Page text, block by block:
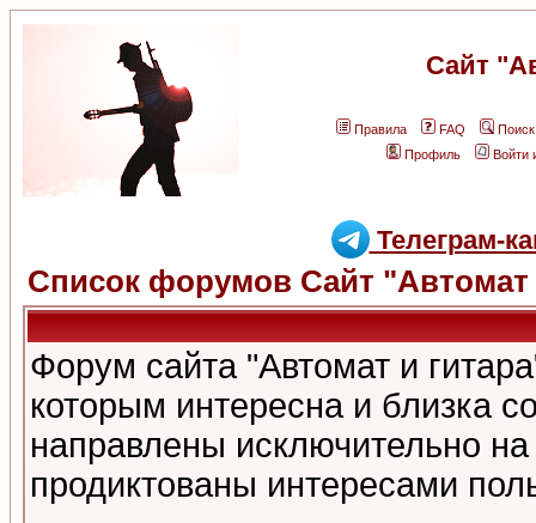
Сайт
Правила FAQ
Поиск
Профиль
Войти
Телеграм-
Список форумов Сайт "Автомат
Форум сайта "Автомат и
которым интересна и близка
направлены исключительно
продиктованы интересами